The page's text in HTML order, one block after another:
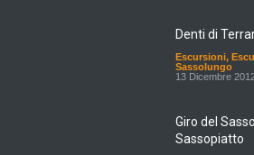
Denti di
Escursioni,
Sassolungo
13 Dicembre
Giro del
Sassopiatto